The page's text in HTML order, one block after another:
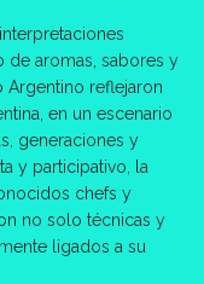
de aromas, sabores y
Argentino reflejaron
en un escenario
generaciones y
y participativo, la
chefs y
no solo técnicas y
ligados a su